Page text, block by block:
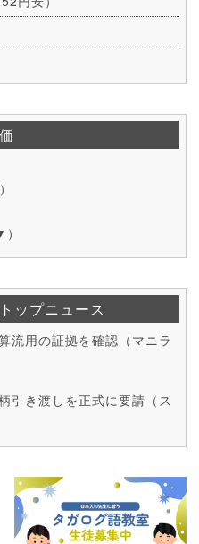
ップニュース
流用の証拠を確認（マニラ
引き渡しを正式に要請（ス